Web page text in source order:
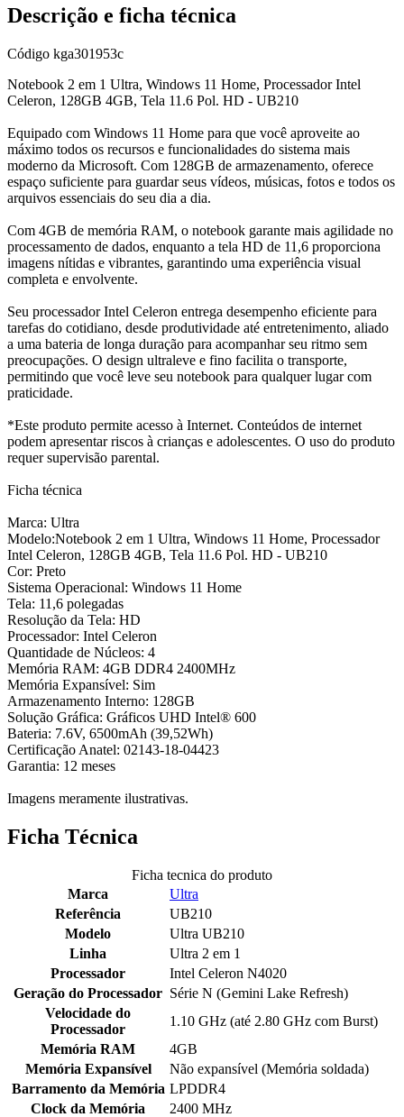
Descrição e ficha técnica
Código kga301953c
Notebook 2 em 1 Ultra, Windows 11 Home, Processador Intel
Celeron, 128GB 4GB, Tela 11.6 Pol. HD - UB210
Equipado com Windows 11 Home para que você aproveite ao
máximo todos os recursos e funcionalidades do sistema mais
moderno da Microsoft. Com 128GB de armazenamento, oferece
espaço suficiente para guardar seus vídeos, músicas, fotos e todos os
arquivos essenciais do seu dia a dia.
Com 4GB de memória RAM, o notebook garante mais agilidade no
processamento de dados, enquanto a tela HD de 11,6 proporciona
imagens nítidas e vibrantes, garantindo uma experiência visual
completa e envolvente.
Seu processador Intel Celeron entrega desempenho eficiente para
tarefas do cotidiano, desde produtividade até entretenimento, aliado
a uma bateria de longa duração para acompanhar seu ritmo sem
preocupações. O design ultraleve e fino facilita o transporte,
permitindo que você leve seu notebook para qualquer lugar com
praticidade.
*Este produto permite acesso à Internet. Conteúdos de internet
podem apresentar riscos à crianças e adolescentes. O uso do produto
requer supervisão parental.
Ficha técnica
Marca: Ultra
Modelo:Notebook 2 em 1 Ultra, Windows 11 Home, Processador
Intel Celeron, 128GB 4GB, Tela 11.6 Pol. HD - UB210
Cor: Preto
Sistema Operacional: Windows 11 Home
Tela: 11,6 polegadas
Resolução da Tela: HD
Processador: Intel Celeron
Quantidade de Núcleos: 4
Memória RAM: 4GB DDR4 2400MHz
Memória Expansível: Sim
Armazenamento Interno: 128GB
Solução Gráfica: Gráficos UHD Intel® 600
Bateria: 7.6V, 6500mAh (39,52Wh)
Certificação Anatel: 02143-18-04423
Garantia: 12 meses
Imagens meramente ilustrativas.
Ficha Técnica
Ficha tecnica do produto
Marca
Ultra
Referência
UB210
Modelo
Ultra UB210
Linha
Ultra 2 em 1
Processador
Intel Celeron N4020
Geração do Processador Série N (Gemini Lake Refresh)
Velocidade do
Processador
1.10 GHz (até 2.80 GHz com Burst)
Memória RAM
4GB
Memória Expansível
Não expansível (Memória soldada)
Barramento da Memória LPDDR4
Clock da Memória
2400 MHz